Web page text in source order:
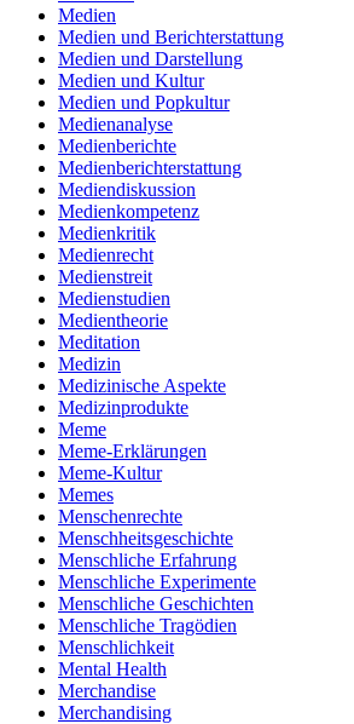
Medien
Medien und Berichterstattung
Medien und Darstellung
Medien und Kultur
Medien und Popkultur
Medienanalyse
Medienberichte
Medienberichterstattung
Mediendiskussion
Medienkompetenz
Medienkritik
Medienrecht
Medienstreit
Medienstudien
Medientheorie
Meditation
Medizin
Medizinische Aspekte
Medizinprodukte
Meme
Meme-Erklärungen
Meme-Kultur
Memes
Menschenrechte
Menschheitsgeschichte
Menschliche Erfahrung
Menschliche Experimente
Menschliche Geschichten
Menschliche Tragödien
Menschlichkeit
Mental Health
Merchandise
Merchandising